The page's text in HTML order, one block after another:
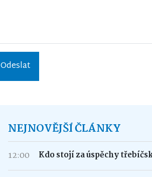
Odeslat
NEJNOVĚJŠÍ ČLÁNKY
12:00 Kdo stojí za úspěchy